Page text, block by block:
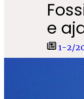
e
1-2/